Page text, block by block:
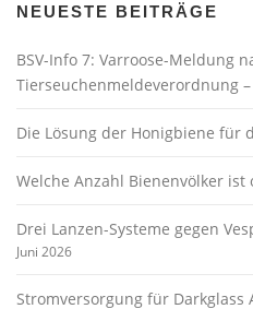
NEUESTE BEITRÄGE
BSV-Info 7: Varroose-Meldung
Tierseuchenmeldeverordnung
Die Lösung der Honigbiene für
Welche Anzahl Bienenvölker ist
Drei Lanzen-Systeme gegen
Juni 2026
Stromversorgung für Darkglass